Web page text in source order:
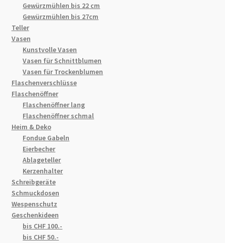
Gewürzmühlen bis 22 cm
Gewürzmühlen bis 27cm
Teller
Vasen
Kunstvolle Vasen
Vasen für Schnittblumen
Vasen für Trockenblumen
Flaschenverschlüsse
Flaschenöffner
Flaschenöffner lang
Flaschenöffner schmal
Heim & Deko
Fondue Gabeln
Eierbecher
Ablageteller
Kerzenhalter
Schreibgeräte
Schmuckdosen
Wespenschutz
Geschenkideen
bis CHF 100.-
bis CHF 50.-